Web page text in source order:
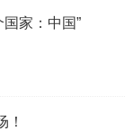
家：中国”
！